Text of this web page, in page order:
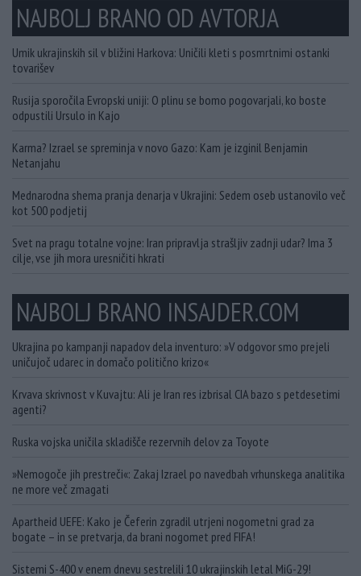
NAJBOLJ BRANO OD AVTORJA
Umik ukrajinskih sil v bližini Harkova: Uničili kleti s posmrtnimi ostanki
tovarišev
Rusija sporočila Evropski uniji: O plinu se bomo pogovarjali, ko boste
odpustili Ursulo in Kajo
Karma? Izrael se spreminja v novo Gazo: Kam je izginil Benjamin
Netanjahu
Mednarodna shema pranja denarja v Ukrajini: Sedem oseb ustanovilo več
kot 500 podjetij
Svet na pragu totalne vojne: Iran pripravlja strašljiv zadnji udar? Ima 3
cilje, vse jih mora uresničiti hkrati
NAJBOLJ BRANO INSAJDER.COM
Ukrajina po kampanji napadov dela inventuro: »V odgovor smo prejeli
uničujoč udarec in domačo politično krizo«
Krvava skrivnost v Kuvajtu: Ali je Iran res izbrisal CIA bazo s petdesetimi
agenti?
Ruska vojska uničila skladišče rezervnih delov za Toyote
»Nemogoče jih prestreči«: Zakaj Izrael po navedbah vrhunskega analitika
ne more več zmagati
Apartheid UEFE: Kako je Čeferin zgradil utrjeni nogometni grad za
bogate – in se pretvarja, da brani nogomet pred FIFA!
Sistemi S-400 v enem dnevu sestrelili 10 ukrajinskih letal MiG-29!